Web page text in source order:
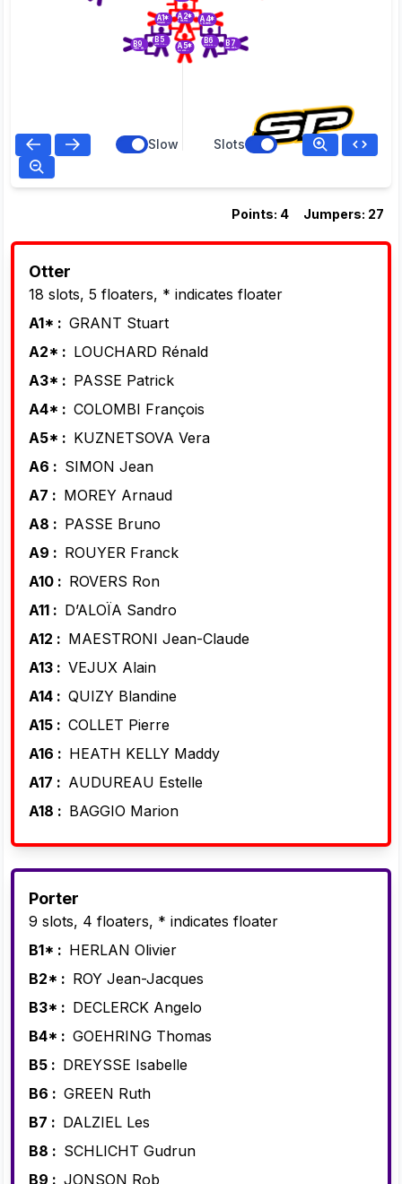
A2* A4*
COLOMBI François
B6 B7
B5
A1*
A5*
B9 JONSON Rob
Slow Slots
Points: 4 Jumpers: 27
Otter
18 slots, 5 floaters, * indicates floater
A1* : GRANT Stuart
A2* : LOUCHARD Rénald
A3* : PASSE Patrick
A4* : COLOMBI François
A5* : KUZNETSOVA Vera
A6 : SIMON Jean
A7 : MOREY Arnaud
A8 : PASSE Bruno
A9 : ROUYER Franck
A10 : ROVERS Ron
A11 : D’ALOÏA Sandro
A12 : MAESTRONI Jean-Claude
A13 : VEJUX Alain
A14 : QUIZY Blandine
A15 : COLLET Pierre
A16 : HEATH KELLY Maddy
A17 : AUDUREAU Estelle
A18 : BAGGIO Marion
Porter
9 slots, 4 floaters, * indicates floater
B1* : HERLAN Olivier
B2* : ROY Jean-Jacques
B3* : DECLERCK Angelo
B4* : GOEHRING Thomas
B5 : DREYSSE Isabelle
B6 : GREEN Ruth
B7 : DALZIEL Les
B8 : SCHLICHT Gudrun
B9 : JONSON Rob